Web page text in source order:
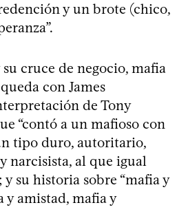
y un brote (chico,
su cruce de negocio, mafia
con James
de Tony
“contó a un mafioso con
tipo duro, autoritario,
narcisista, al que igual
y su historia sobre “mafia y
y amistad, mafia y